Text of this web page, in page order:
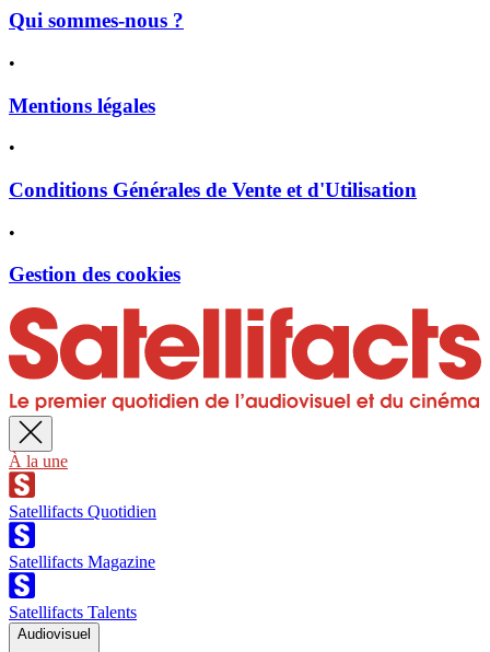
Qui sommes-nous ?
•
Mentions légales
•
Conditions Générales de Vente et d'Utilisation
•
Gestion des cookies
À la une
Satellifacts Quotidien
Satellifacts Magazine
Satellifacts Talents
Audiovisuel